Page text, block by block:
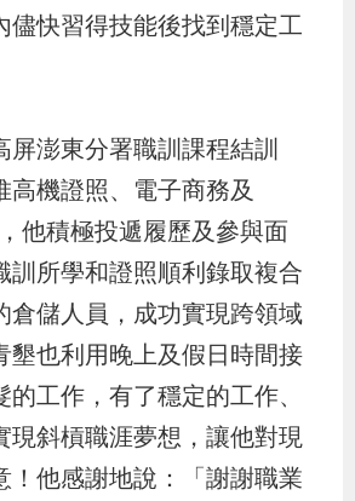
儘快習得技能後找到穩定工
澎東分署職訓課程結訓
高機證照、電子商務及
他積極投遞履歷及參與面
訓所學和證照順利錄取複合
倉儲人員，成功實現跨領域
墾也利用晚上及假日時間接
工作，有了穩定的工作、
現斜槓職涯夢想，讓他對現
！他感謝地說：「謝謝職業